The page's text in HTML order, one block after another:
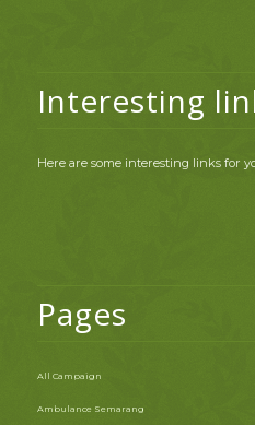
Interesting
Here are some interesting links for
Pages
All Campaign
Ambulance Semarang